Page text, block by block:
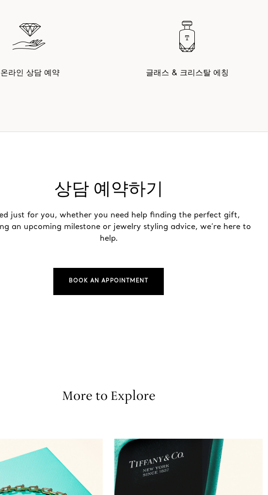
온라인 상담 예약 글래스 & 크리스탈 에칭
상담 예약하기
just for you, whether you need help finding the perfect gift,
an upcoming milestone or jewelry styling advice, we’re here to
help.
BOOK AN APPOINTMENT
More to Explore